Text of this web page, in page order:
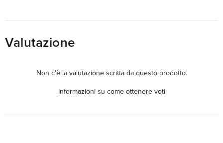
Valutazione
Non c'è la valutazione scritta da questo prodotto.
Informazioni su come ottenere voti